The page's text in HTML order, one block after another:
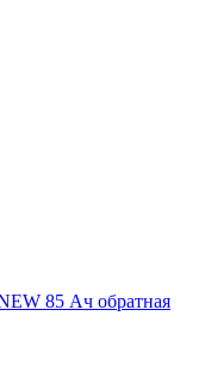
85 Ач обратная